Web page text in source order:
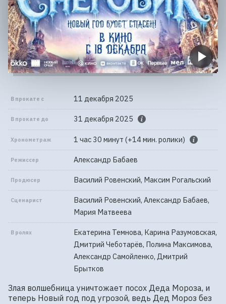
В прокате с 11 декабря 2025
В прокате до 31 декабря 2025
Хронометраж 1 час 30 минут (+14 мин. ролики)
Режиссер Александр Бабаев
Продюсер Василий Ровенский, Максим Рогальский
Сценарист
Василий Ровенский, Александр Бабаев,
Мария Матвеева
В ролях
Екатерина Темнова, Карина Разумовская,
Дмитрий Чеботарёв, Полина Максимова,
Александр Самойленко, Дмитрий
Брытков
Злая волшебница уничтожает посох Деда Мороза, и
теперь Новый год под угрозой, ведь Дед Мороз без